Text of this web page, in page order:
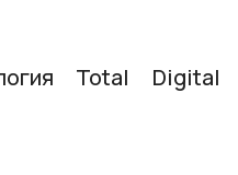
Total Digital